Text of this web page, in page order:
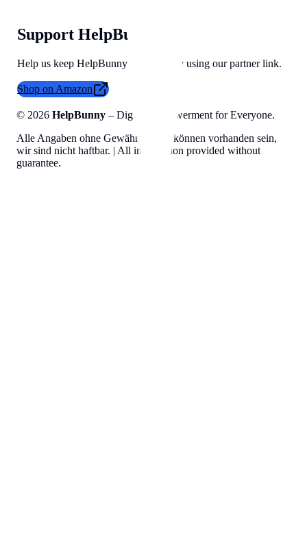
Support HelpBunny
Help us keep HelpBunny tools free by using our partner link.
Shop on Amazon
© 2026 HelpBunny – Digital Empowerment for Everyone.
Alle Angaben ohne Gewähr, Fehler können vorhanden sein,
wir sind nicht haftbar. | All information provided without
guarantee.